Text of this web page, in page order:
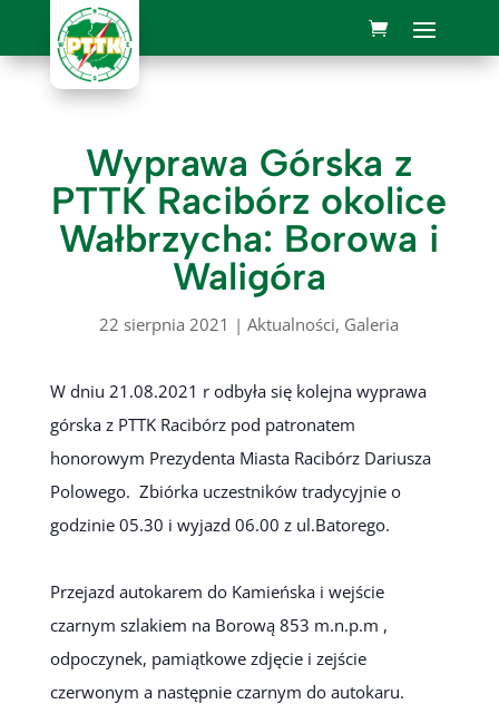
Wyprawa Górska z
PTTK Racibórz okolice
Wałbrzycha: Borowa i
Waligóra
22 sierpnia 2021 |Aktualności, Galeria
W dniu 21.08.2021 r odbyła się kolejna wyprawa
górska z PTTK Racibórz pod patronatem
honorowym Prezydenta Miasta Racibórz Dariusza
Polowego. Zbiórka uczestników tradycyjnie o
godzinie 05.30 i wyjazd 06.00 z ul.Batorego.
Przejazd autokarem do Kamieńska i wejście
czarnym szlakiem na Borową 853 m.n.p.m ,
odpoczynek, pamiątkowe zdjęcie i zejście
czerwonym a następnie czarnym do autokaru.